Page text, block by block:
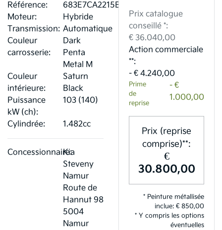
Référence:
683E7CA2215BD
Moteur:
Hybride
Transmission: Automatique
Couleur
carrosserie:
Dark
Penta
Metal M
Couleur
intérieure:
Saturn
Black
Puissance
kW (ch):
103 (140)
Cylindrée: 1.482cc
Concessionnaire:
Kia
Steveny
Namur
Route de
Hannut 98
5004
Namur
Prix catalogue
conseillé *:
€ 36.040,00
Action commerciale
**:
- € 4.240,00
Prime
de
reprise
- €
1.000,00
Prix (reprise
comprise)**:
€
30.800,00
* Peinture métallisée
inclue: € 850,00
* Y compris les options
éventuelles